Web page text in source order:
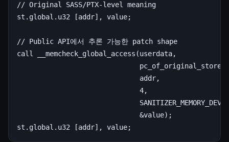
// Original SASS/PTX-level meaning
st.global.u32 [addr], value;
// Public API에서 추론 가능한 patch shape
call __memcheck_global_access(userdata,
                              pc_of_original_store,
                              addr,
                              4,
                              &value);